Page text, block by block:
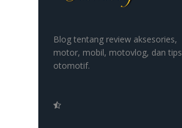
Blog tentang review aksesories,
motor, mobil, motovlog, dan tips
otomotif.